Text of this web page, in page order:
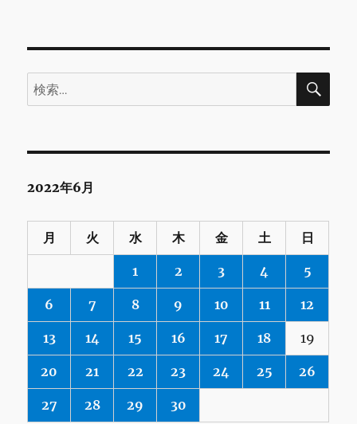
検
索:
検
2022年6月
月 火 水 木 金 土 日
1 2 3 4 5
6 7 8 9 10 11 12
13 14 15 16 17 18 19
20 21 22 23 24 25 26
27 28 29 30